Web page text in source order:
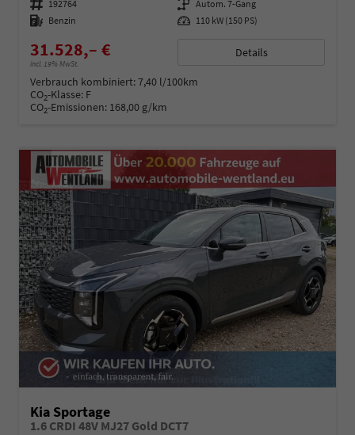
Fahrzeugnummer 192764 Getriebe Autom. 7-Gang
Kraftstoff Benzin Leistung 110 kW (150 PS)
31.528,– €
incl. 19% MwSt.
Details
Verbrauch kombiniert:7,40 l/100km
CO2-Klasse: F
CO2-Emissionen: 168,00 g/km
Kia Sportage
1.6 CRDI 48V MJ27 Gold DCT7